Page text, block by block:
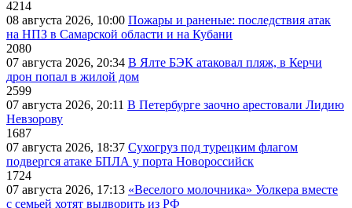
4214
08 августа 2026, 10:00 Пожары и раненые: последствия атак
на НПЗ в Самарской области и на Кубани
2080
07 августа 2026, 20:34 В Ялте БЭК атаковал пляж, в Керчи
дрон попал в жилой дом
2599
07 августа 2026, 20:11 В Петербурге заочно арестовали Лидию
Невзорову
1687
07 августа 2026, 18:37 Сухогруз под турецким флагом
подвергся атаке БПЛА у порта Новороссийск
1724
07 августа 2026, 17:13 «Веселого молочника» Уолкера вместе
с семьей хотят выдворить из РФ